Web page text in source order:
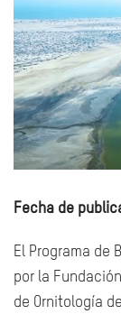
Fecha de
El Programa de
por la
de Ornitología